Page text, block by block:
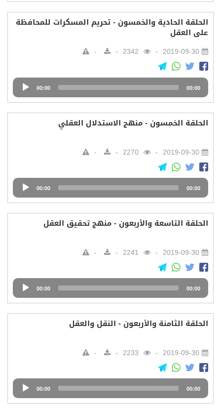
الحلقة الحادية والخمسون - تحريم المسكرات للمحافظة
على العقل
2019-09-30
Audio
Player
00:00 00:00
الحلقة الخمسون - منهج الاستدلال العقلي
2019-09-30
Audio
Player
00:00 00:00
الحلقة التاسعة والأربعون - منهج تحقيق العقل
2019-09-30
Audio
Player
00:00 00:00
الحلقة الثامنة والأربعون - النقل والعقل
2019-09-30
Audio
Player
00:00 00:00